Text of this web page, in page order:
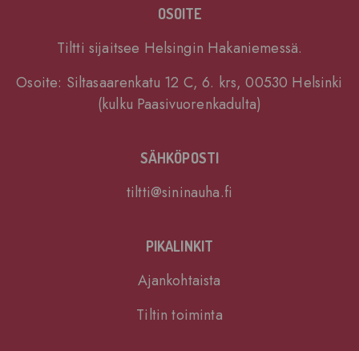
OSOITE
Tiltti sijaitsee Helsingin Hakaniemessä.
Osoite: Siltasaarenkatu 12 C, 6. krs, 00530 Helsinki
(kulku Paasivuorenkadulta)
SÄHKÖPOSTI
tiltti@sininauha.fi
PIKALINKIT
Ajankohtaista
Tiltin toiminta